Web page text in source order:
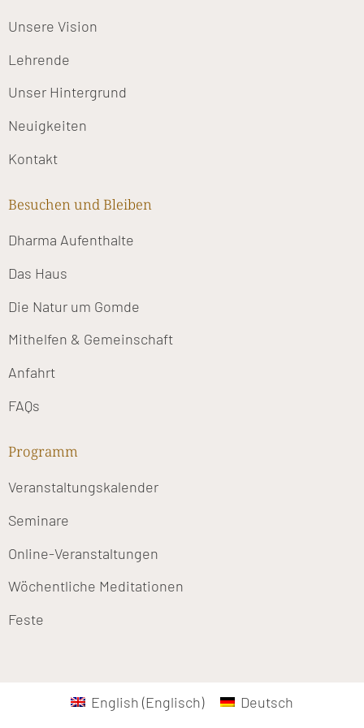
Unsere Vision
Lehrende
Unser Hintergrund
Neuigkeiten
Kontakt
Besuchen und Bleiben
Dharma Aufenthalte
Das Haus
Die Natur um Gomde
Mithelfen & Gemeinschaft
Anfahrt
FAQs
Programm
Veranstaltungskalender
Seminare
Online-Veranstaltungen
Wöchentliche Meditationen
Feste
English (Englisch) Deutsch